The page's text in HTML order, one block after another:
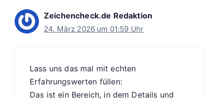
Zeichencheck.de Redaktion
24. März 2026 um 01:59 Uhr
Lass uns das mal mit echten
Erfahrungswerten füllen:
Das ist ein Bereich, in dem Details und